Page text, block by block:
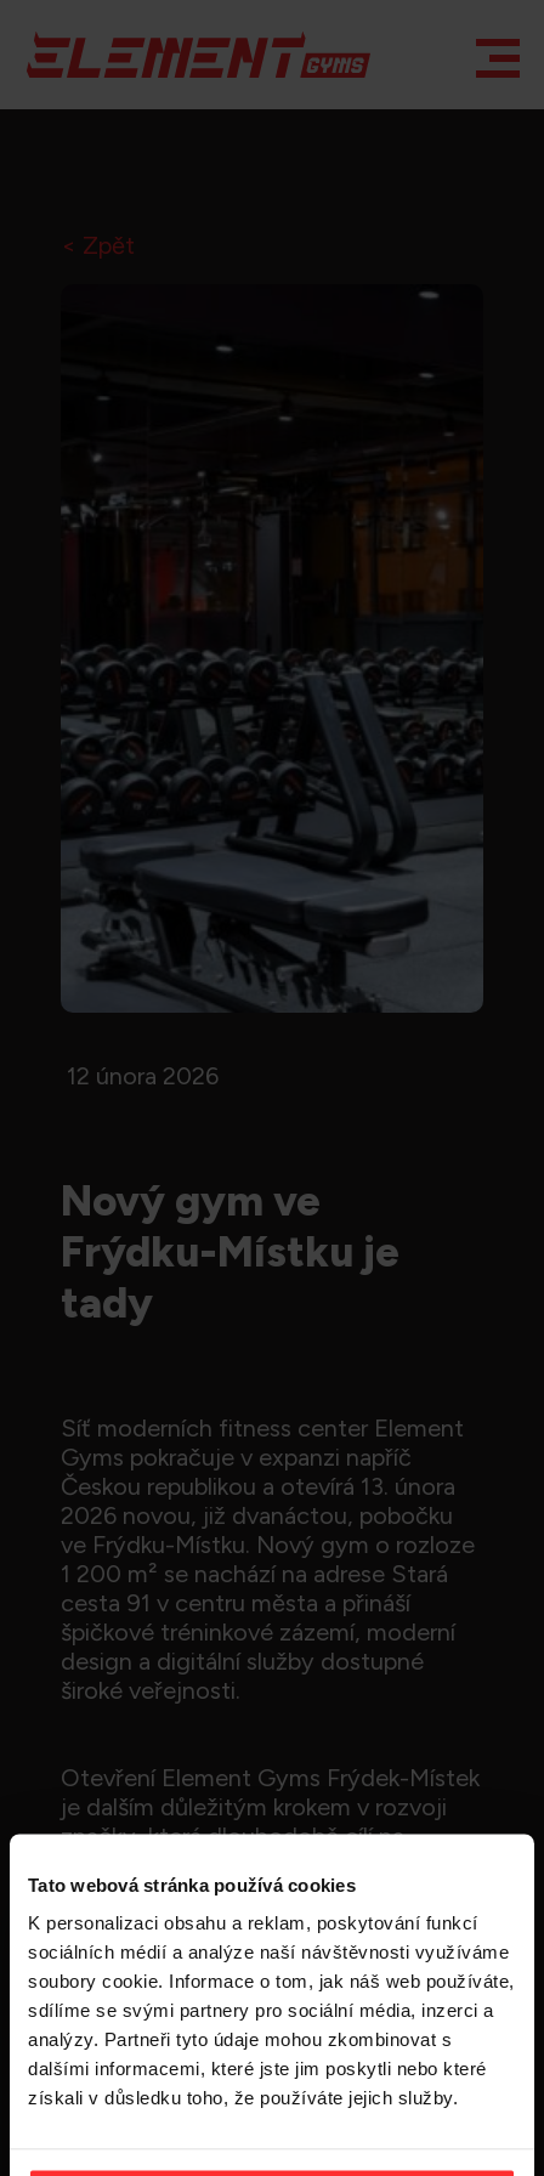
Tato webová stránka používá cookies
K personalizaci obsahu a reklam, poskytování funkcí
sociálních médií a analýze naší návštěvnosti využíváme
soubory cookie. Informace o tom, jak náš web používáte,
sdílíme se svými partnery pro sociální média, inzerci a
analýzy. Partneři tyto údaje mohou zkombinovat s
dalšími informacemi, které jste jim poskytli nebo které
získali v důsledku toho, že používáte jejich služby.
< Zpět
12 února 2026
Nový gym ve
Frýdku-Místku je
tady
Síť moderních fitness center Element
Gyms pokračuje v expanzi napříč
Českou republikou a otevírá 13. února
2026 novou, již dvanáctou, pobočku
ve Frýdku-Místku. Nový gym o rozloze
1 200 m² se nachází na adrese Stará
cesta 91 v centru města a přináší
špičkové tréninkové zázemí, moderní
design a digitální služby dostupné
široké veřejnosti.
Otevření Element Gyms Frýdek-Místek
je dalším důležitým krokem v rozvoji
značky, která dlouhodobě cílí na
propojené fitness prostředí. Nový gym
reaguje na rostoucí poptávku po
kvalitním tréninku v regionu a rozšiřuje
síť Element Gyms v Moravskoslezském
kraji.
Moderní gym na ploše 1 200 m²